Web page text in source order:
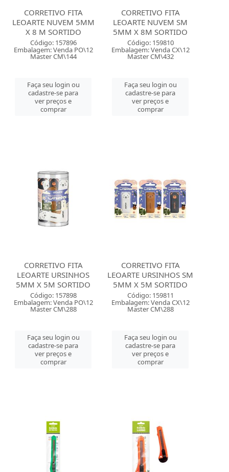
CORRETIVO FITA
LEOARTE NUVEM 5MM
X 8 M SORTIDO
Código: 157896
Embalagem: Venda PO\12
Master CM\144
Faça seu login ou
cadastre-se para
ver preços e
comprar
CORRETIVO FITA
LEOARTE NUVEM SM
5MM X 8M SORTIDO
Código: 159810
Embalagem: Venda CX\12
Master CM\432
Faça seu login ou
cadastre-se para
ver preços e
comprar
CORRETIVO FITA
LEOARTE URSINHOS
5MM X 5M SORTIDO
Código: 157898
Embalagem: Venda PO\12
Master CM\288
Faça seu login ou
cadastre-se para
ver preços e
comprar
CORRETIVO FITA
LEOARTE URSINHOS SM
5MM X 5M SORTIDO
Código: 159811
Embalagem: Venda CX\12
Master CM\288
Faça seu login ou
cadastre-se para
ver preços e
comprar